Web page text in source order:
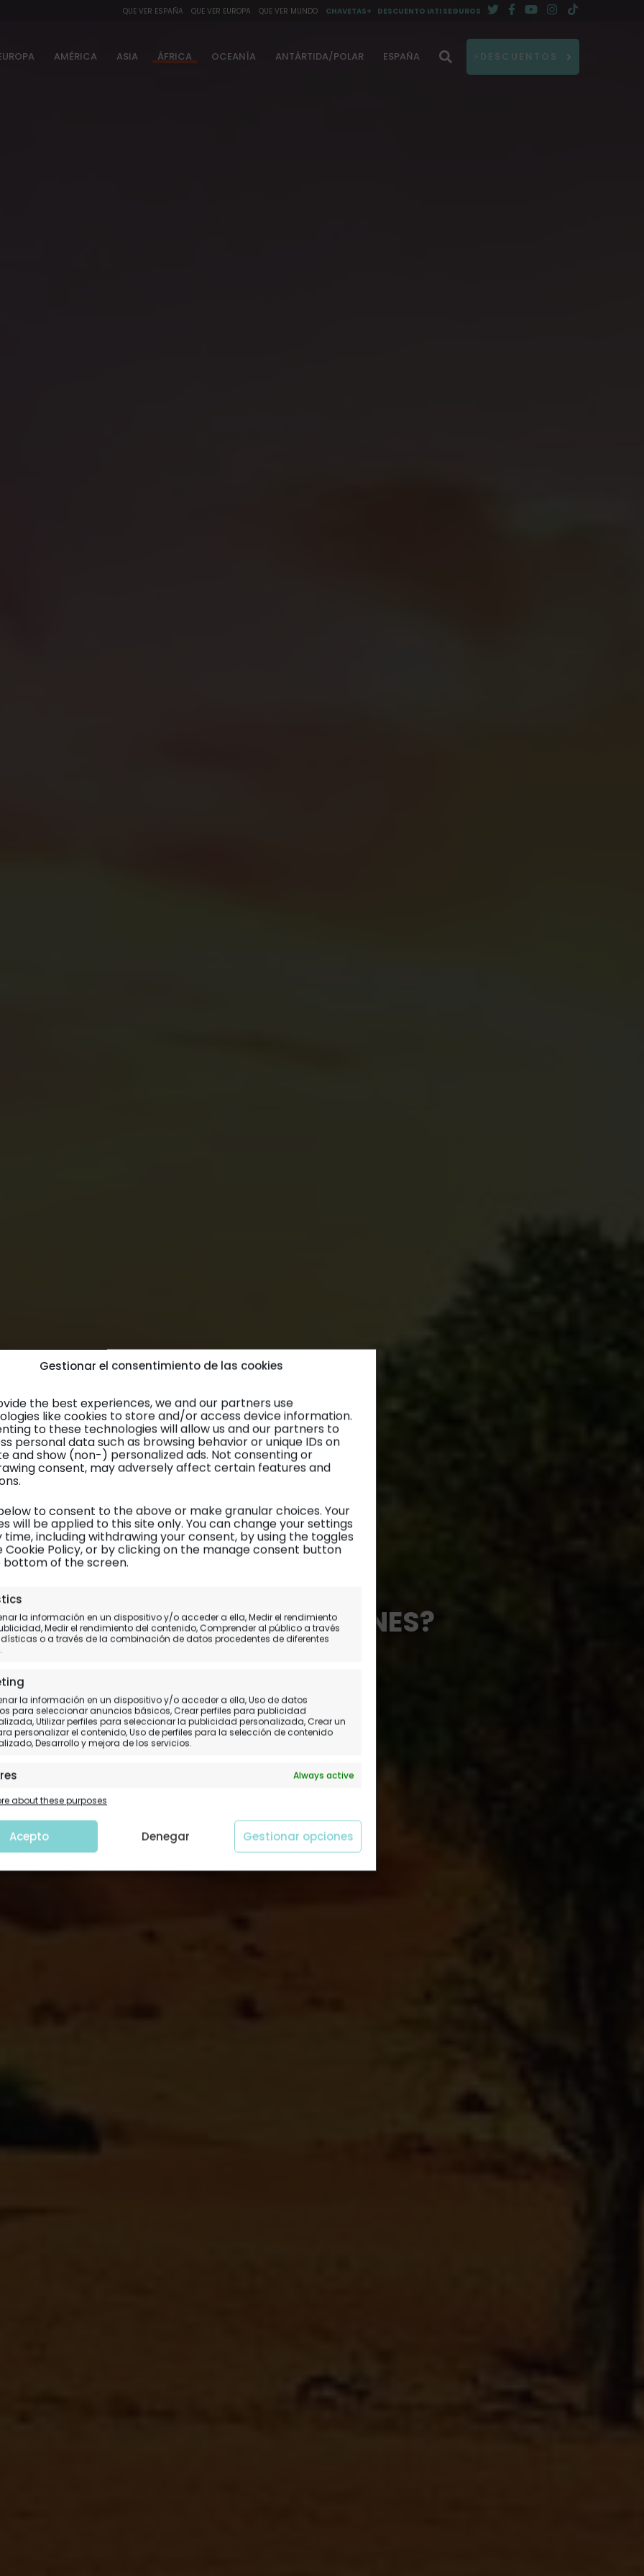
Gestionar el consentimiento de las cookies
the best experiences, we and our partners use
like cookies to store and/or access device information.
to these technologies will allow us and our partners to
personal data such as browsing behavior or unique IDs on
and show (non-) personalized ads. Not consenting or
consent, may adversely affect certain features and
to consent to the above or make granular choices. Your
will be applied to this site only. You can change your settings
time, including withdrawing your consent, by using the toggles
Cookie Policy, or by clicking on the manage consent button
of the screen.
la información en un dispositivo y/o acceder a ella, Medir el rendimiento
Medir el rendimiento del contenido, Comprender al público a través
o a través de la combinación de datos procedentes de diferentes
la información en un dispositivo y/o acceder a ella, Uso de datos
para seleccionar anuncios básicos, Crear perfiles para publicidad
Utilizar perfiles para seleccionar la publicidad personalizada, Crear un
personalizar el contenido, Uso de perfiles para la selección de contenido
Desarrollo y mejora de los servicios.
Always active
Vincular diferentes dispositivos, Identificación de
la seguridad, evitar y detectar fraudes, y
fallos, Ofrecer y presentar publicidad y Always active
about these purposes
Acepto Denegar Gestionar opciones
QUE VER ESPAÑA QUE VER EUROPA QUE VER MUNDO CHAVETAS+ DESCUENTO IATI SEGUROS
AMÉRICA ASIA ÁFRICA OCEANÍA ANTÁRTIDA/POLAR ESPAÑA ⚡DESCUENTOS
Namibia en 2025, ¿TE VIENES?
(con REGALO)
Quedan PLAZAS en algunas salidas